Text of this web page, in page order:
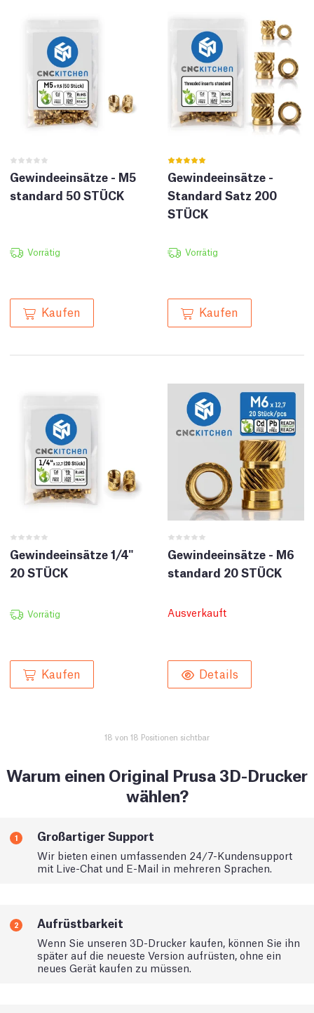
Gewindeeinsätze - M5
standard 50 STÜCK
Vorrätig
Kaufen
Gewindeeinsätze -
Standard Satz 200
STÜCK
Vorrätig
Kaufen
Gewindeeinsätze 1/4"
20 STÜCK
Vorrätig
Kaufen
Gewindeeinsätze - M6
standard 20 STÜCK
Ausverkauft
Details
18 von 18 Positionen sichtbar
Warum einen Original Prusa 3D-Drucker
wählen?
1 Großartiger Support
Wir bieten einen umfassenden 24/7-Kundensupport
mit Live-Chat und E-Mail in mehreren Sprachen.
2 Aufrüstbarkeit
Wenn Sie unseren 3D-Drucker kaufen, können Sie ihn
später auf die neueste Version aufrüsten, ohne ein
neues Gerät kaufen zu müssen.